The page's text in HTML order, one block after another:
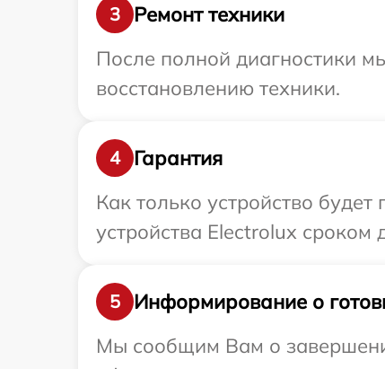
3
Ремонт техники
После полной диагностики
восстановлению техники.
4
Гарантия
Как только устройство
устройства Electrolux сроком
5
Информирование о
Мы сообщим Вам о